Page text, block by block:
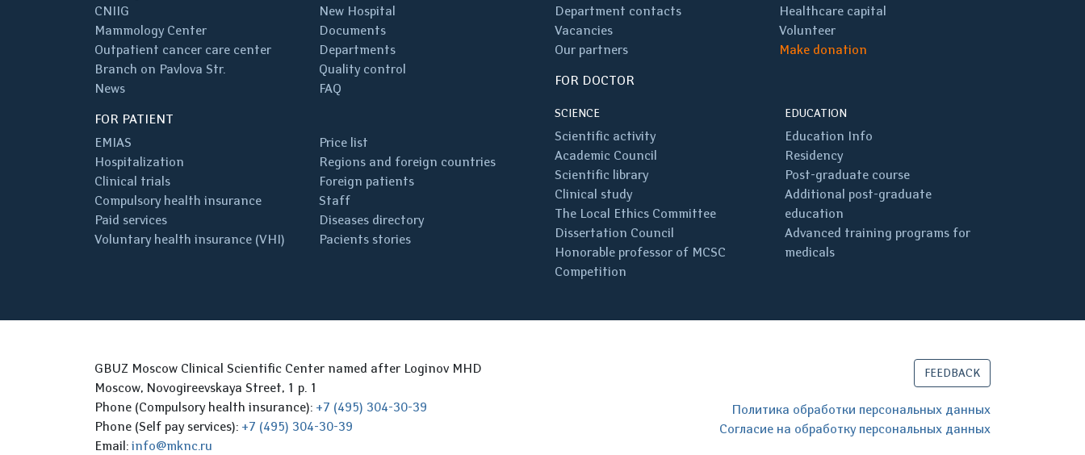
CNIIG
Mammology Center
Outpatient cancer care center
Branch on Pavlova Str.
News
New Hospital
Documents
Departments
Quality control
FAQ
FOR PATIENT
EMIAS
Hospitalization
Clinical trials
Compulsory health insurance
Paid services
Voluntary health insurance (VHI)
Price list
Regions and foreign countries
Foreign patients
Staff
Diseases directory
Pacients stories
Department contacts
Vacancies
Our partners
Healthcare capital
Volunteer
Make donation
FOR DOCTOR
SCIENCE
Scientific activity
Academic Council
Scientific library
Clinical study
The Local Ethics Committee
Dissertation Council
Honorable professor of MCSC
Competition
EDUCATION
Education Info
Residency
Post-graduate course
Additional post-graduate
education
Advanced training programs for
medicals
GBUZ Moscow Clinical Scientific Center named after Loginov MHD
Moscow, Novogireevskaya Street, 1 p. 1
Phone (Compulsory health insurance): +7 (495) 304-30-39
Phone (Self pay services): +7 (495) 304-30-39
Email: info@mknc.ru
FEEDBACK
Политика обработки персональных данных
Согласие на обработку персональных данных